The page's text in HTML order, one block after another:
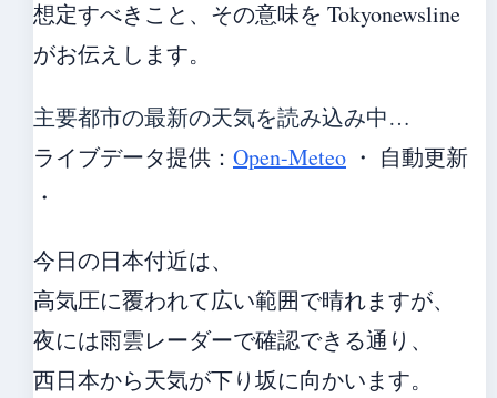
想定すべきこと、その意味を Tokyonewsline
がお伝えします。
主要都市の最新の天気を読み込み中…
ライブデータ提供： Open-Meteo ・ 自動更新
・
今日の日本付近は、
高気圧に覆われて広い範囲で晴れますが、
夜には雨雲レーダーで確認できる通り、
西日本から天気が下り坂に向かいます。